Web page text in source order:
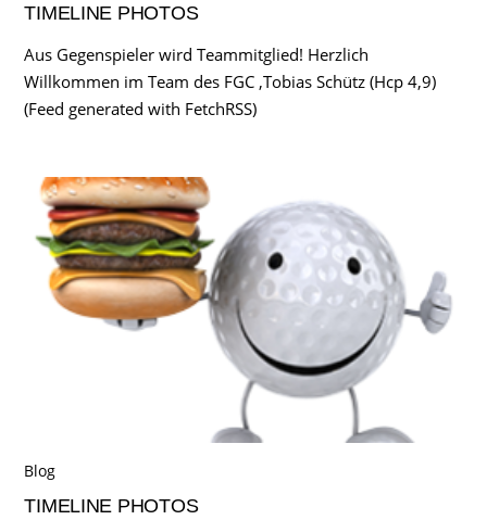
TIMELINE PHOTOS
Aus Gegenspieler wird Teammitglied! Herzlich
Willkommen im Team des FGC ,Tobias Schütz (Hcp 4,9)
(Feed generated with FetchRSS)
Blog
TIMELINE PHOTOS